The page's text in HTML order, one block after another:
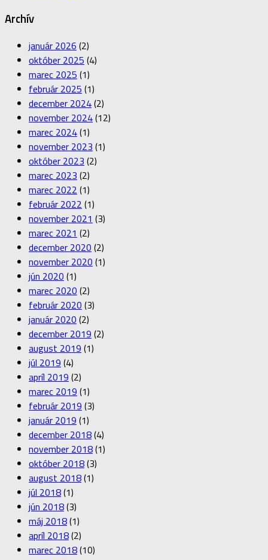
Archív
január 2026 (2)
október 2025 (4)
marec 2025 (1)
február 2025 (1)
december 2024(2)
november 2024(12)
marec 2024(1)
november 2023 (1)
október 2023 (2)
marec 2023 (2)
marec 2022 (1)
február 2022 (1)
november 2021 (3)
marec 2021 (2)
december 2020 (2)
november 2020 (1)
jún 2020 (1)
marec 2020 (2)
február 2020 (3)
január 2020 (2)
december 2019 (2)
august 2019 (1)
júl 2019 (4)
apríl 2019 (2)
marec 2019 (1)
február 2019 (3)
január 2019 (1)
december 2018(4)
november 2018(1)
október 2018(3)
august 2018(1)
júl 2018(1)
jún 2018(3)
máj 2018(1)
apríl 2018(2)
marec 2018(10)